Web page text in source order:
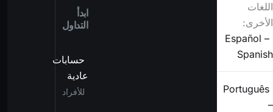
ابدأ
التداول
حسابات
عادية
للأفراد
اللغات
الأخرى:
Español –
Spanish
Português
–